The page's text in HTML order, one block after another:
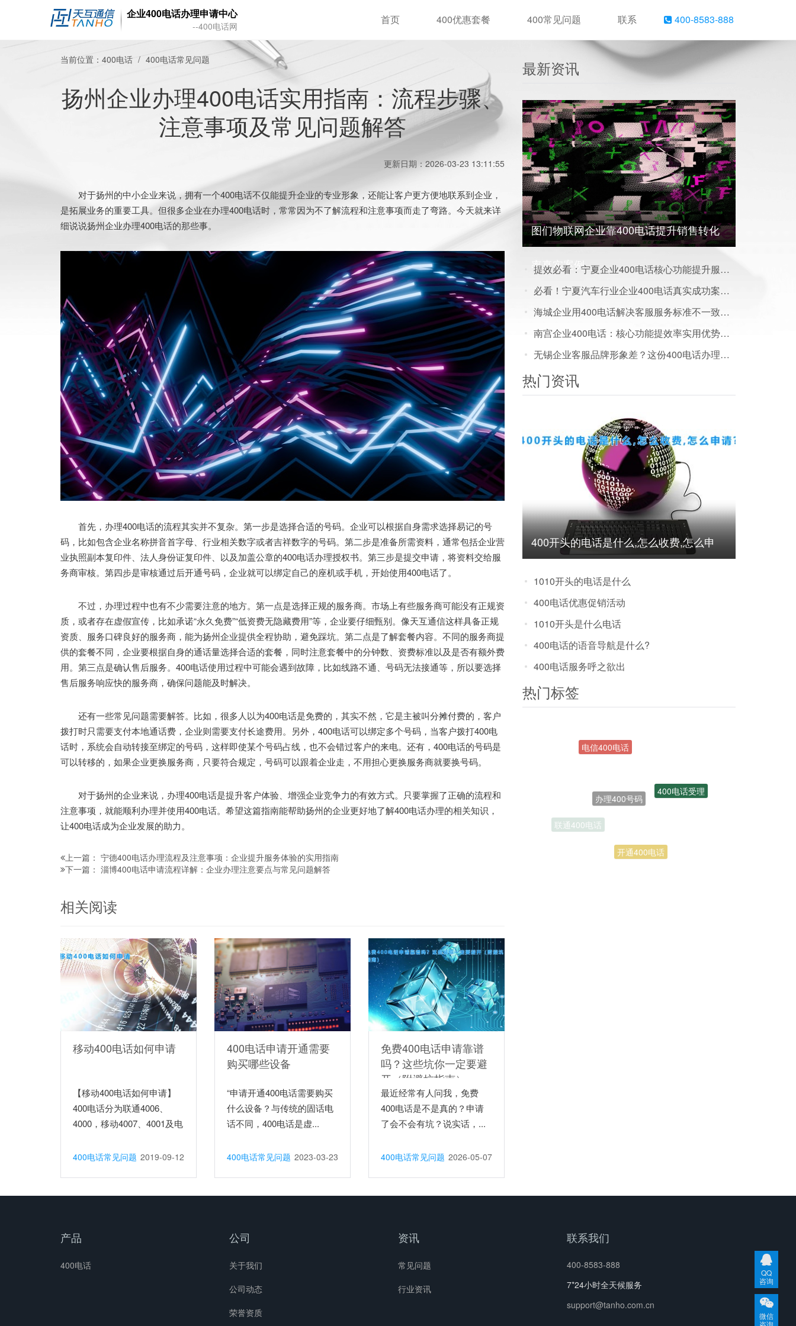
企业400电话办理申请中心
--400电话网 首页 400优惠套餐 400常见问题 联系 400-8583-888
当前位置： 400电话 400电话常见问题
扬州企业办理400电话实用指南：流程步骤、
注意事项及常见问题解答
更新日期：2026-03-23 13:11:55
对于扬州的中小企业来说，拥有一个400电话不仅能提升企业的专业形象，还能让客户更方便地联系到企业，
是拓展业务的重要工具。但很多企业在办理400电话时，常常因为不了解流程和注意事项而走了弯路。今天就来详
细说说扬州企业办理400电话的那些事。
首先，办理400电话的流程其实并不复杂。第一步是选择合适的号码。企业可以根据自身需求选择易记的号
码，比如包含企业名称拼音首字母、行业相关数字或者吉祥数字的号码。第二步是准备所需资料，通常包括企业营
业执照副本复印件、法人身份证复印件、以及加盖公章的400电话办理授权书。第三步是提交申请，将资料交给服
务商审核。第四步是审核通过后开通号码，企业就可以绑定自己的座机或手机，开始使用400电话了。
不过，办理过程中也有不少需要注意的地方。第一点是选择正规的服务商。市场上有些服务商可能没有正规资
质，或者存在虚假宣传，比如承诺“永久免费”“低资费无隐藏费用”等，企业要仔细甄别。像天互通信这样具备正规
资质、服务口碑良好的服务商，能为扬州企业提供全程协助，避免踩坑。第二点是了解套餐内容。不同的服务商提
供的套餐不同，企业要根据自身的通话量选择合适的套餐，同时注意套餐中的分钟数、资费标准以及是否有额外费
用。第三点是确认售后服务。400电话使用过程中可能会遇到故障，比如线路不通、号码无法接通等，所以要选择
售后服务响应快的服务商，确保问题能及时解决。
还有一些常见问题需要解答。比如，很多人以为400电话是免费的，其实不然，它是主被叫分摊付费的，客户
拨打时只需要支付本地通话费，企业则需要支付长途费用。另外，400电话可以绑定多个号码，当客户拨打400电
话时，系统会自动转接至绑定的号码，这样即使某个号码占线，也不会错过客户的来电。还有，400电话的号码是
可以转移的，如果企业更换服务商，只要符合规定，号码可以跟着企业走，不用担心更换服务商就要换号码。
对于扬州的企业来说，办理400电话是提升客户体验、增强企业竞争力的有效方式。只要掌握了正确的流程和
注意事项，就能顺利办理并使用400电话。希望这篇指南能帮助扬州的企业更好地了解400电话办理的相关知识，
让400电话成为企业发展的助力。
上一篇： 宁德400电话办理流程及注意事项：企业提升服务体验的实用指南
下一篇： 淄博400电话申请流程详解：企业办理注意要点与常见问题解答
相关阅读
移动400电话如何申请
【移动400电话如何申请】
400电话分为联通4006、
4000，移动4007、4001及电
400电话常见问题 2019-09-12
400电话申请开通需要
购买哪些设备
“申请开通400电话需要购买
什么设备？与传统的固话电
话不同，400电话是虚...
400电话常见问题 2023-03-23
免费400电话申请靠谱
吗？这些坑你一定要避
开（附避坑指南）
最近经常有人问我，免费
400电话是不是真的？申请
了会不会有坑？说实话，...
400电话常见问题 2026-05-07
最新资讯
图们物联网企业靠400电话提升销售转化
率真实案例
提效必看：宁夏企业400电话核心功能提升服务效率优势解析
必看！宁夏汽车行业企业400电话真实成功案例及效果数据
海城企业用400电话解决客服服务标准不一致难题
南宫企业400电话：核心功能提效率实用优势一文说清
无锡企业客服品牌形象差？这份400电话办理方案帮你搞定
热门资讯
400开头的电话是什么,怎么收费,怎么申
请?
1010开头的电话是什么
400电话优惠促销活动
1010开头是什么电话
400电话的语音导航是什么?
400电话服务呼之欲出
热门标签
开通400电话
联通400电话
400电话受理
产品
400电话
公司
关于我们
公司动态
荣誉资质
资讯
常见问题
行业资讯
联系我们
400-8583-888
7*24小时全天候服务
support@tanho.com.cn
QQ
咨询
微信
咨询